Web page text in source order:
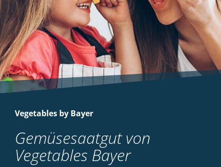
Vegetables by Bayer
Gemüsesaatgut von
Vegetables Bayer